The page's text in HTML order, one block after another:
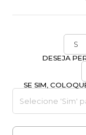
S
DESEJA
SE SIM,